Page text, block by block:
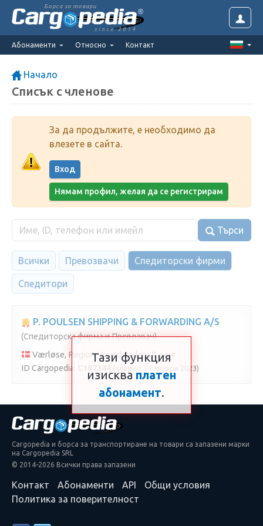
Борса за товари
since 2014
Абонаменти Относно Контакт
Начало
Списък с членове
За да продължите, е необходимо да
влезете в сайта.
Вход
Нямам профил, желая да се регистрирам
Търси
Всички Превозвачи Спедиторски фирми
Спедитори
P. POULSEN SHIPPING & FORWARDING A/S
(Спедиторска фирма и Превозвач)
Værløse, Region Hovedstaden, Дания
ID Cargopedia:
(член от 11 януари 2023)
Тази функция
изисква платен
абонамент.
Cargopedia и борса за транспортиране на товари са запазени марки
на Cargopedia SRL
© 2014-2026 Всички права запазени
Контакт Абонаменти API
Общи условия
Политика за поверителност